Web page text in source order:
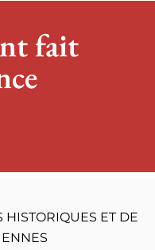
fait
HISTORIQUES ET DE